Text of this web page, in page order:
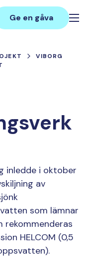
Ge en gåva
VIBORG
inledde i oktober
av
som lämnar
rekommenderas
HELCOM (0,5